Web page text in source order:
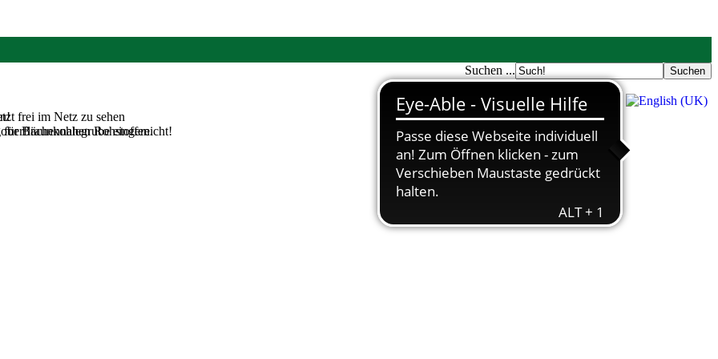
Suchen ...
frei im Netz zu sehen
Rohstoffen.
für Braunkohlegrube eingereicht!